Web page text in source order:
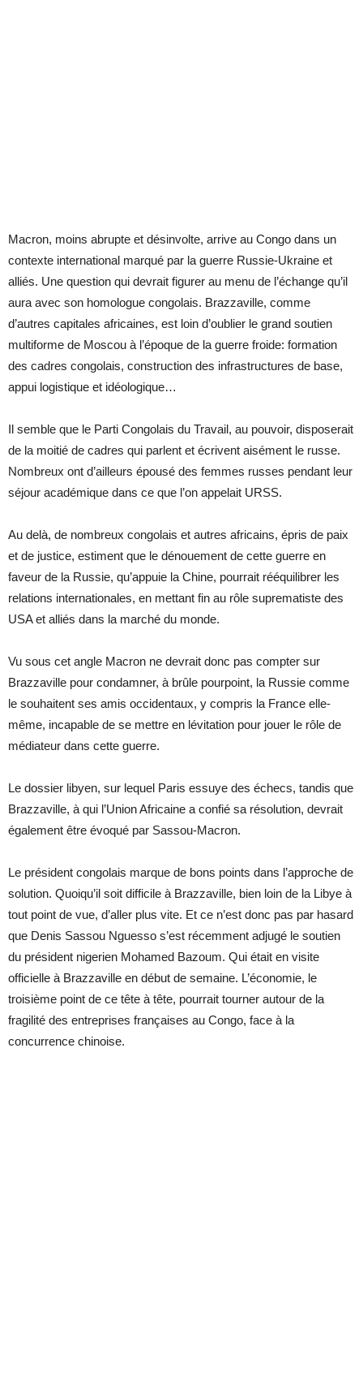
Macron, moins abrupte et désinvolte, arrive au Congo dans un
contexte international marqué par la guerre Russie-Ukraine et
alliés. Une question qui devrait figurer au menu de l’échange qu’il
aura avec son homologue congolais. Brazzaville, comme
d’autres capitales africaines, est loin d’oublier le grand soutien
multiforme de Moscou à l’époque de la guerre froide: formation
des cadres congolais, construction des infrastructures de base,
appui logistique et idéologique…
Il semble que le Parti Congolais du Travail, au pouvoir, disposerait
de la moitié de cadres qui parlent et écrivent aisément le russe.
Nombreux ont d’ailleurs épousé des femmes russes pendant leur
séjour académique dans ce que l’on appelait URSS.
Au delà, de nombreux congolais et autres africains, épris de paix
et de justice, estiment que le dénouement de cette guerre en
faveur de la Russie, qu’appuie la Chine, pourrait rééquilibrer les
relations internationales, en mettant fin au rôle suprematiste des
USA et alliés dans la marché du monde.
Vu sous cet angle Macron ne devrait donc pas compter sur
Brazzaville pour condamner, à brûle pourpoint, la Russie comme
le souhaitent ses amis occidentaux, y compris la France elle-
même, incapable de se mettre en lévitation pour jouer le rôle de
médiateur dans cette guerre.
Le dossier libyen, sur lequel Paris essuye des échecs, tandis que
Brazzaville, à qui l’Union Africaine a confié sa résolution, devrait
également être évoqué par Sassou-Macron.
Le président congolais marque de bons points dans l’approche de
solution. Quoiqu’il soit difficile à Brazzaville, bien loin de la Libye à
tout point de vue, d’aller plus vite. Et ce n’est donc pas par hasard
que Denis Sassou Nguesso s’est récemment adjugé le soutien
du président nigerien Mohamed Bazoum. Qui était en visite
officielle à Brazzaville en début de semaine. L’économie, le
troisième point de ce tête à tête, pourrait tourner autour de la
fragilité des entreprises françaises au Congo, face à la
concurrence chinoise.